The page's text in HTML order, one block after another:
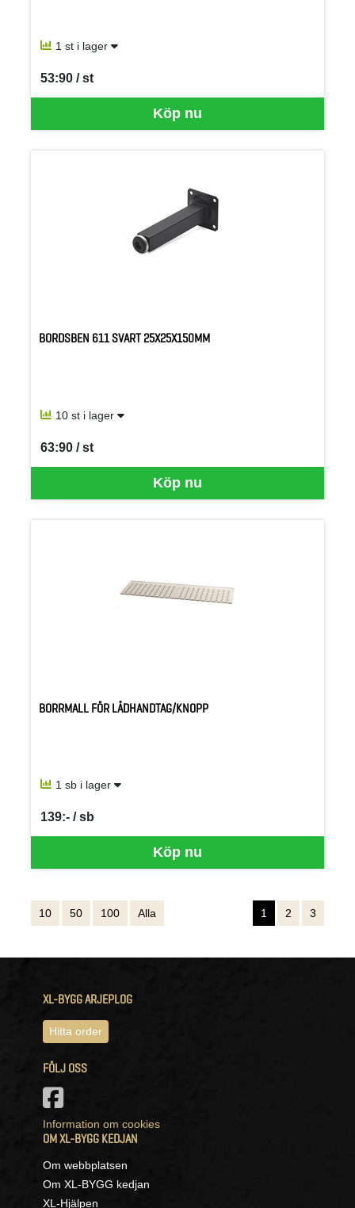
1 st i lager
Köp nu
53:90 / st
SEK per ST
BORDSBEN 611 SVART 25X25X150MM
10 st i lager
Köp nu
63:90 / st
SEK per ST
BORRMALL FÖR LÅDHANDTAG/KNOPP
1 sb i lager
Köp nu
139:- / sb
SEK per SB
10 50 100 Alla 1 2 3
XL-BYGG ARJEPLOG
Hitta order
FÖLJ OSS
Information om cookies
OM XL-BYGG KEDJAN
Om webbplatsen
Om XL-BYGG kedjan
XL-Hjälpen